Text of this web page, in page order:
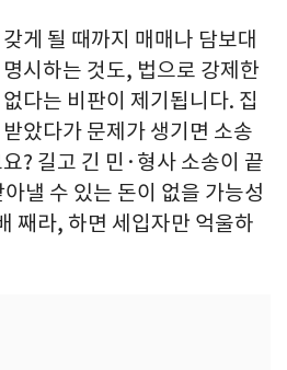
게 될 때까지 매매나 담보대
시하는 것도, 법으로 강제한
다는 비판이 제기됩니다. 집
았다가 문제가 생기면 소송
? 길고 긴 민·형사 소송이 끝
낼 수 있는 돈이 없을 가능성
째라, 하면 세입자만 억울하